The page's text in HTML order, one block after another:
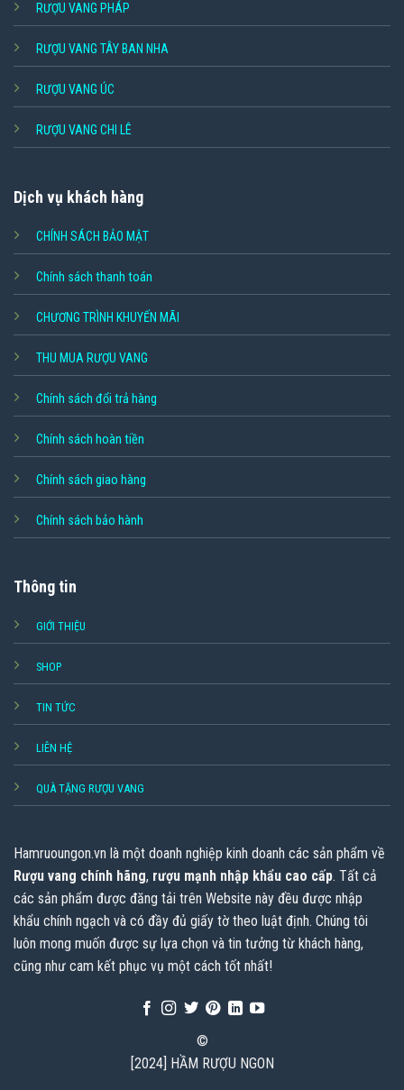
RƯỢU VANG PHÁP
RƯỢU VANG TÂY BAN NHA
RƯỢU VANG ÚC
RƯỢU VANG CHI LÊ
Dịch vụ khách hàng
CHÍNH SÁCH BẢO MẬT
Chính sách thanh toán
CHƯƠNG TRÌNH KHUYẾN MÃI
THU MUA RƯỢU VANG
Chính sách đổi trả hàng
Chính sách hoàn tiền
Chính sách giao hàng
Chính sách bảo hành
Thông tin
GIỚI THIỆU
SHOP
TIN TỨC
LIÊN HỆ
QUÀ TẶNG RƯỢU VANG
Hamruoungon.vn là một doanh nghiệp kinh doanh các sản phẩm về
Rượu vang chính hãng, rượu mạnh nhập khẩu cao cấp. Tất cả
các sản phẩm được đăng tải trên Website này đều được nhập
khẩu chính ngạch và có đầy đủ giấy tờ theo luật định. Chúng tôi
luôn mong muốn được sự lựa chọn và tin tưởng từ khách hàng,
cũng như cam kết phục vụ một cách tốt nhất!
©
[2024] HẦM RƯỢU NGON